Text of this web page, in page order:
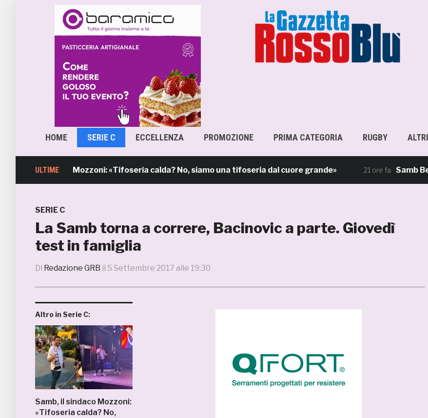
HOME SERIE C ECCELLENZA PROMOZIONE PRIMA CATEGORIA RUGBY ALTRI
ULTIME
il sindaco Mozzoni: «Tifoseria calda? No, siamo una tifoseria dal cuore grande» 21 ore fa Samb Beach
SERIE C
La Samb torna a correre, Bacinovic a parte. Giovedì
test in famiglia
Di Redazione GRB il 5 Settembre 2017 alle 19:30
Altro in Serie C:
Samb, il sindaco Mozzoni:
«Tifoseria calda? No,